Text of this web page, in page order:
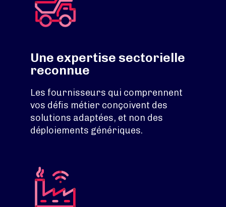
Une expertise sectorielle
reconnue
Les fournisseurs qui comprennent
vos défis métier conçoivent des
solutions adaptées, et non des
déploiements génériques.